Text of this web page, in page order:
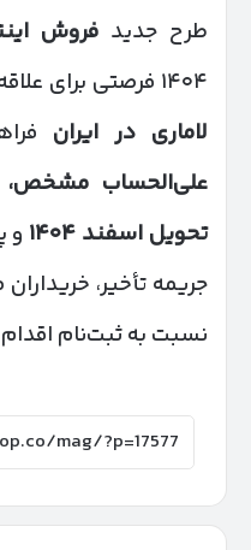
طرح جدید فروش
۱۴۰۴ فرصتی برای علاقه‌مندان به این
لاماری در ایران
علی‌الحساب
تحویل اسفند ۱۴۰۴ و
جریمه تأخیر،
نسبت به ثبت‌نام